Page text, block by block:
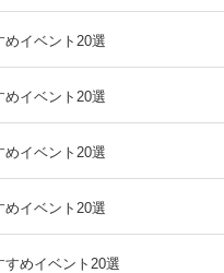
イベント20選
めイベント20選
イベント20選
イベント20選
めイベント20選